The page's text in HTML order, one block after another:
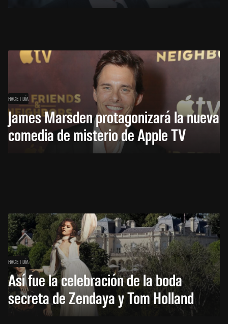
HACE 1 DÍA
James Marsden protagonizará la nueva
comedia de misterio de Apple TV
HACE 1 DÍA
Así fue la celebración de la boda
secreta de Zendaya y Tom Holland